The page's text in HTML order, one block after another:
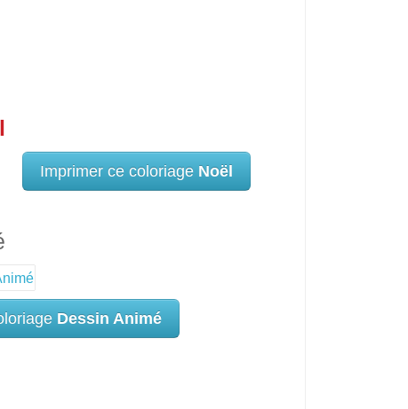
Imprimer ce coloriage Noël
Dessin Animé